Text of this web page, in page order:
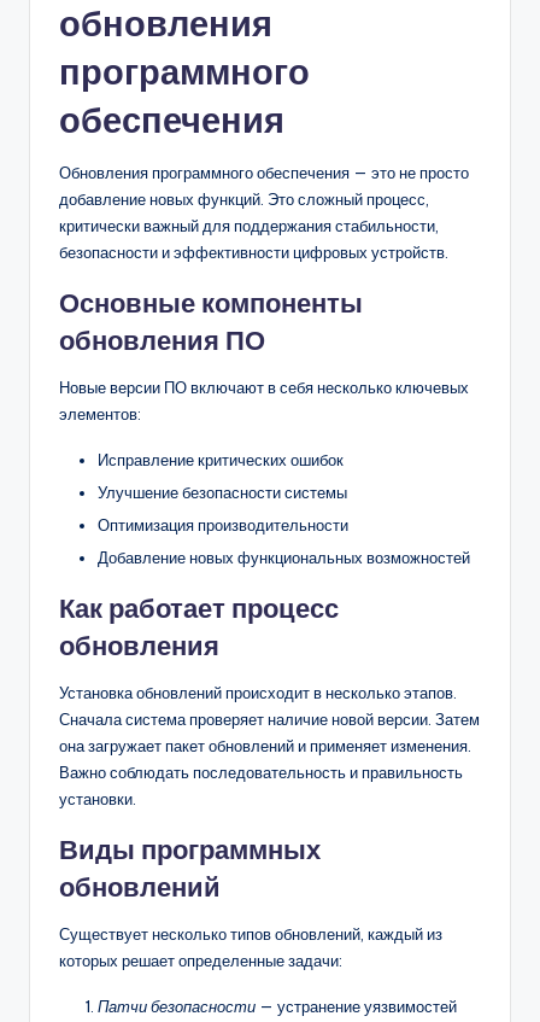
обновления
программного
обеспечения
Обновления программного обеспечения — это не просто
добавление новых функций. Это сложный процесс,
критически важный для поддержания стабильности,
безопасности и эффективности цифровых устройств.
Основные компоненты
обновления ПО
Новые версии ПО включают в себя несколько ключевых
элементов:
Исправление критических ошибок
Улучшение безопасности системы
Оптимизация производительности
Добавление новых функциональных возможностей
Как работает процесс
обновления
Установка обновлений происходит в несколько этапов.
Сначала система проверяет наличие новой версии. Затем
она загружает пакет обновлений и применяет изменения.
Важно соблюдать последовательность и правильность
установки.
Виды программных
обновлений
Существует несколько типов обновлений, каждый из
которых решает определенные задачи:
Патчи безопасности — устранение уязвимостей